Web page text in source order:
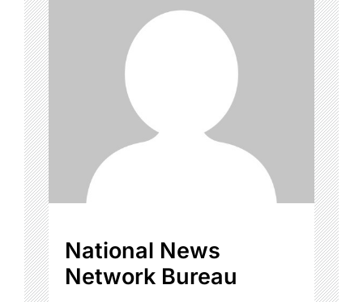
National News
Network Bureau